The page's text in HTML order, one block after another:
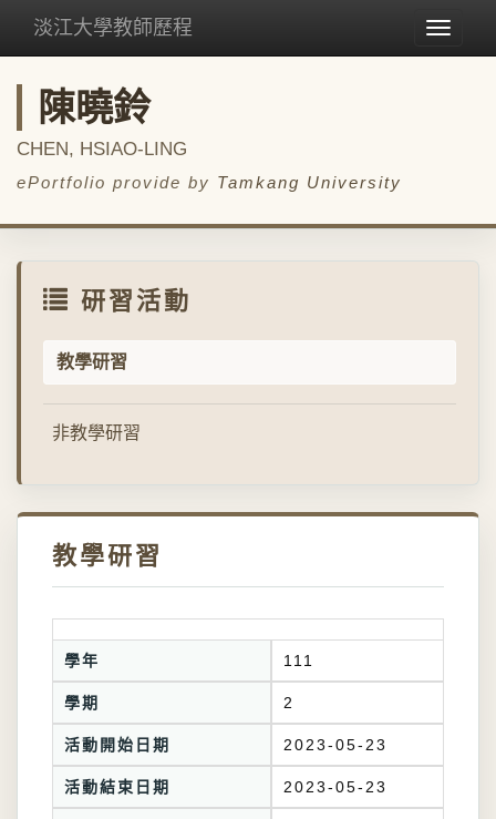
Toggle
淡江大學教師歷程
陳曉鈴
CHEN, HSIAO-LING
ePortfolio provide by Tamkang University
研習活動
教學研習
非教學研習
教學研習
學年 111
學期 2
活動開始日期 2023-05-23
活動結束日期 2023-05-23